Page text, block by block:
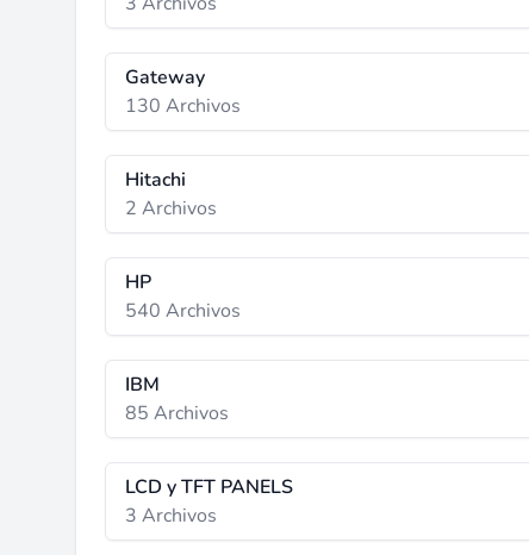
Gateway
130 Archivos
Hitachi
2 Archivos
HP
540 Archivos
IBM
85 Archivos
LCD y TFT PANELS
3 Archivos